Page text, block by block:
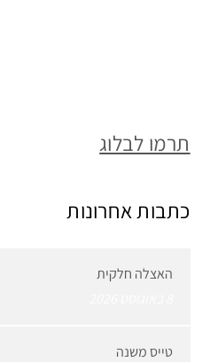
תרמו לבלוג
כתבות אחרונות
האצלה חלקית
טייס משנה